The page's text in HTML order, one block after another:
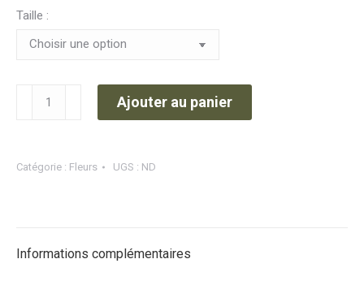
Taille :
quantité
semeur
Ajouter au panier
Catégorie : Fleurs UGS : ND
Informations complémentaires